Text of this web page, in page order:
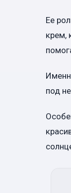
Ее
крем,
под